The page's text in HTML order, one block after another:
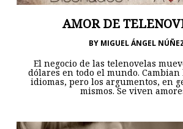
AMOR DE
BY MIGUEL ÁNGEL
El negocio de las telenovelas
dólares en todo el mundo. Cambian
idiomas, pero los argumentos, en
mismos. Se viven